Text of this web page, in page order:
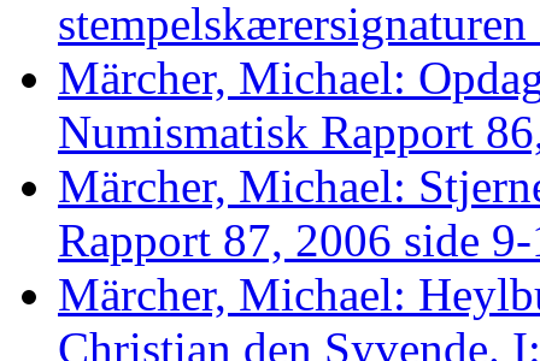
Märcher, Michael:
Numismatisk Rapport
Märcher, Michael:
Rapport 87, 2006 side
Märcher, Michael:
Christian den Syvende.